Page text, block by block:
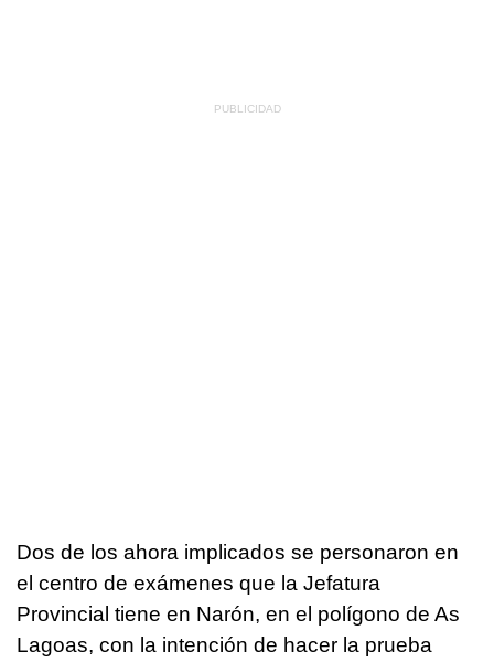
Dos de los ahora implicados se personaron en
el centro de exámenes que la Jefatura
Provincial tiene en Narón, en el polígono de As
Lagoas, con la intención de hacer la prueba